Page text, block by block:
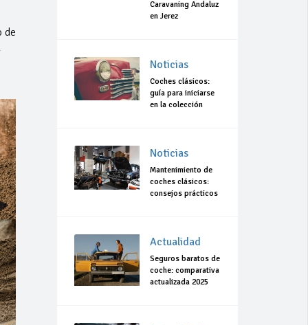
de
Caravaning Andaluz
en Jerez
Noticias
Coches clásicos:
guía para iniciarse
en la colección
Noticias
Mantenimiento de
coches clásicos:
consejos prácticos
Actualidad
Seguros baratos de
coche: comparativa
actualizada 2025